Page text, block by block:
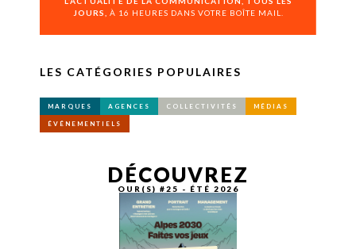
JOURS,
À 16 HEURES DANS VOTRE BOÎTE MAIL.
LES CATÉGORIES POPULAIRES
MARQUES AGENCES COLLECTIVITÉS MÉDIAS
ÉVÉNEMENTIELS
DÉCOUVREZ
OUR(S) #25 - ÉTÉ 2026